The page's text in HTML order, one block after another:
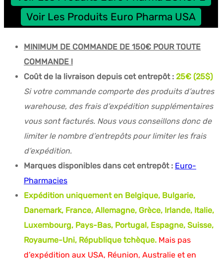
Voir Les Produits Euro Pharma USA
MINIMUM DE COMMANDE DE 150€ POUR TOUTE
COMMANDE !
Coût de la livraison depuis cet entrepôt : 25€ (25$)
Si votre commande comporte des produits d’autres
warehouse, des frais d’expédition supplémentaires
vous sont facturés. Nous vous conseillons donc de
limiter le nombre d’entrepôts pour limiter les frais
d’expédition.
Marques disponibles dans cet entrepôt : Euro-
Pharmacies
Expédition uniquement en Belgique, Bulgarie,
Danemark, France, Allemagne, Grèce, Irlande, Italie,
Luxembourg, Pays-Bas, Portugal, Espagne, Suisse,
Royaume-Uni, République tchèque. Mais pas
d’expédition aux USA, Réunion, Australie et en